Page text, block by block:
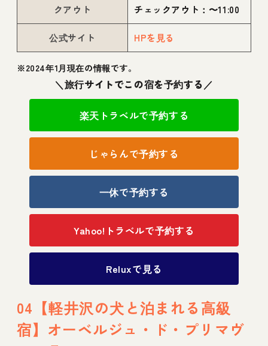
クアウト
チェックアウト：〜11:00
公式サイト HPを見る
※2024年1月現在の情報です。
＼旅行サイトでこの宿を予約する／
楽天トラベルで予約する
じゃらんで予約する
一休で予約する
Yahoo!トラベルで予約する
Reluxで見る
04【軽井沢の犬と泊まれる高級
宿】オーベルジュ・ド・プリマヴ